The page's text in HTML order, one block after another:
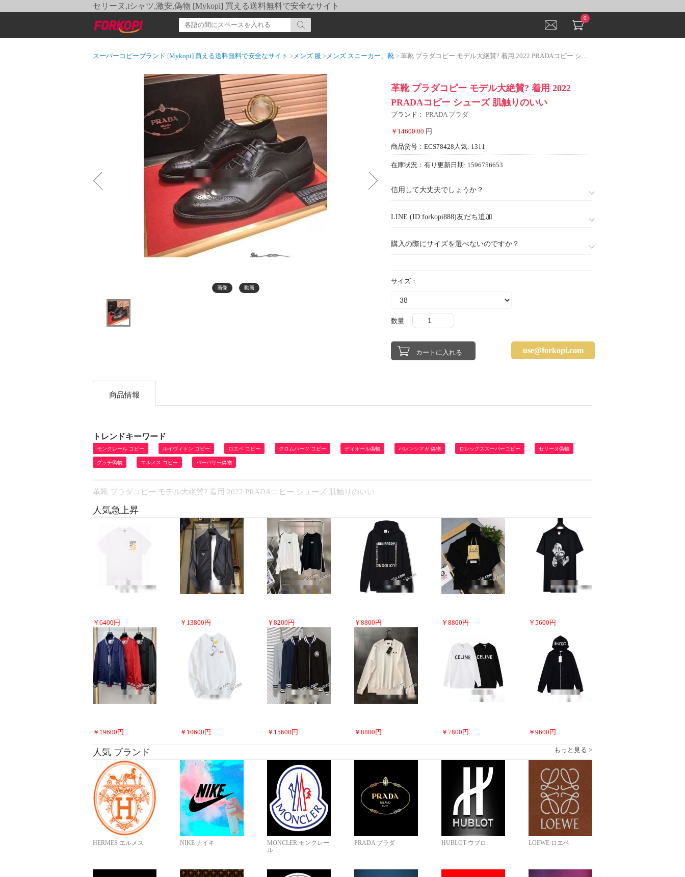
セリーヌ,tシャツ,激安,偽物 [Mykopi] 買える送料無料で安全なサイト
0
スーパーコピーブランド [Mykopi] 買える送料無料で安全なサイト >メンズ 服 >メンズ スニーカー、靴 > 革靴 プラダコピー モデル大絶賛? 着用 2022 PRADAコピー シューズ 肌触りのいい
画像 動画
革靴 プラダコピー モデル大絶賛? 着用 2022
PRADAコピー シューズ 肌触りのいい
ブランド： PRADA プラダ
￥14600.00 円
商品货号：ECS78428 人気: 1311
在庫状況：有り 更新日期: 1596756653
信用して大丈夫でしょうか？
LINE (ID:forkopi888)友だち追加
購入の際にサイズを選べないのですか？
サイズ：
数量
use@forkopi.com
商品情報
トレンドキーワード
モンクレール コピー ルイヴィトン コピー ロエベ コピー クロムハーツ コピー ディオール偽物 バレンシアガ 偽物 ロレックススーパーコピー セリーヌ偽物
グッチ偽物 エルメス コピー バーバリー偽物
革靴 プラダコピー モデル大絶賛? 着用 2022 PRADAコピー シューズ 肌触りのいい
人気急上昇
￥ 6400 円 ￥ 13800 円 ￥ 8200 円 ￥ 8800 円 ￥ 8800 円 ￥ 5600 円
￥ 19600 円 ￥ 10600 円 ￥ 15600 円 ￥ 8800 円 ￥ 7800 円 ￥ 9600 円
人気 ブランド もっと見る >
HERMES エルメス NIKE ナイキ
MONCLER モンクレー
ル
PRADA プラダ HUBLOT ウブロ LOEWE ロエベ